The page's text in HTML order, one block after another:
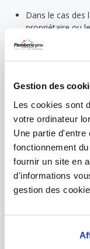
Gestion des
Les cookies sont
votre ordinateur
Une partie d'entre
fonctionnement
fournir un site en
d'informations
gestion des
Dans le cas
propriétaire ou
du coût
Dans le cadre
charge par le
contrat.
Dans tous les cas,
ducompteur d'eau
distribution d'eau.
QUI
Lescompteurs
doit respecter des